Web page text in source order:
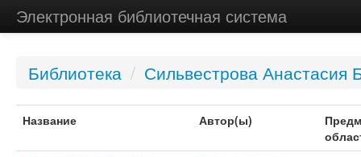
Электронная библиотечная система
Библиотека / Сильвестрова Анастасия
Название Автор(ы)